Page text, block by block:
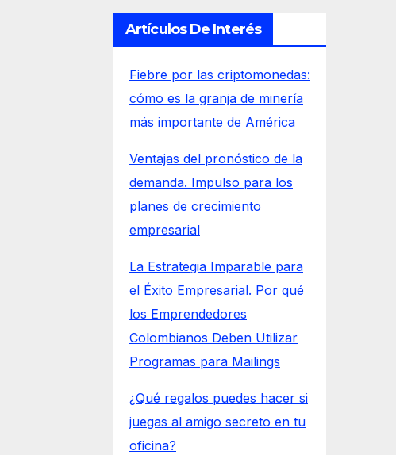
Artículos De Interés
Fiebre por las criptomonedas:
cómo es la granja de minería
más importante de América
Ventajas del pronóstico de la
demanda. Impulso para los
planes de crecimiento
empresarial
La Estrategia Imparable para
el Éxito Empresarial. Por qué
los Emprendedores
Colombianos Deben Utilizar
Programas para Mailings
¿Qué regalos puedes hacer si
juegas al amigo secreto en tu
oficina?